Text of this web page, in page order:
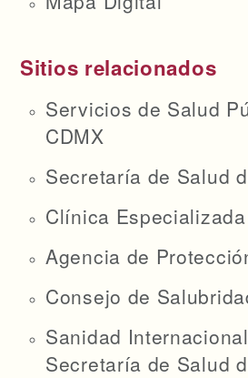
Sitios relacionados
Servicios de Salud
CDMX
Secretaría de Salud
Clínica
Agencia de
Consejo de
Sanidad
Secretaría de Salud